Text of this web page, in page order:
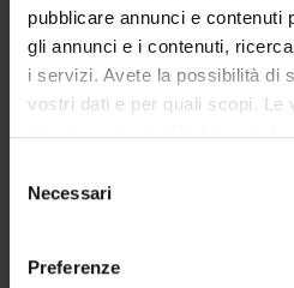
pubblicare annunci e contenuti
gli annunci e i contenuti,
i servizi. Avete la possibilità di
vostri dati e per quali scopi. Le
privacy sono applicabili solo
modificare o revocare il proprio
momento dalla Dichiarazione
delNecessari
Preferenze
Vincenzo Bronte
Professore ordinario
Marta Donini
Tecnico-Amministrativo
Michele Milella